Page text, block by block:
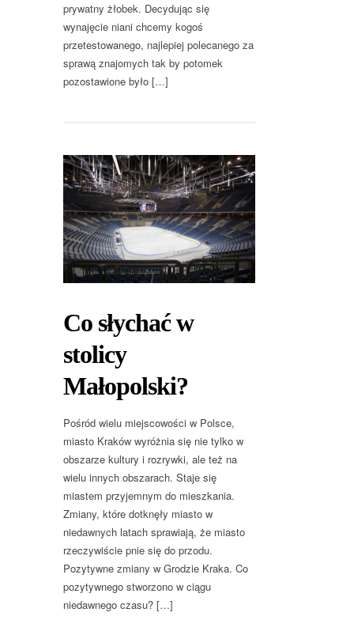
prywatny żłobek. Decydując się
wynajęcie niani chcemy kogoś
przetestowanego, najlepiej polecanego za
sprawą znajomych tak by potomek
pozostawione było […]
Co słychać w
stolicy
Małopolski?
Pośród wielu miejscowości w Polsce,
miasto Kraków wyróżnia się nie tylko w
obszarze kultury i rozrywki, ale też na
wielu innych obszarach. Staje się
miastem przyjemnym do mieszkania.
Zmiany, które dotknęły miasto w
niedawnych latach sprawiają, że miasto
rzeczywiście pnie się do przodu.
Pozytywne zmiany w Grodzie Kraka. Co
pozytywnego stworzono w ciągu
niedawnego czasu? […]